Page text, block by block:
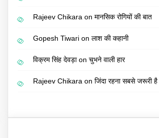
Rajeev Chikara on मानसिक रोगियों की बात
Gopesh Tiwari on लाश की कहानी
विक्रम सिंह देवड़ाon चुभने वाली हार
Rajeev Chikara on जिंदा रहना सबसे जरूरी